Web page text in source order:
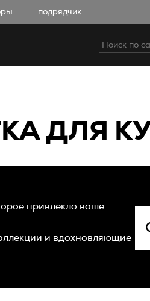
подрядчик
ДЛЯ
привлекло ваше
и вдохновляющие